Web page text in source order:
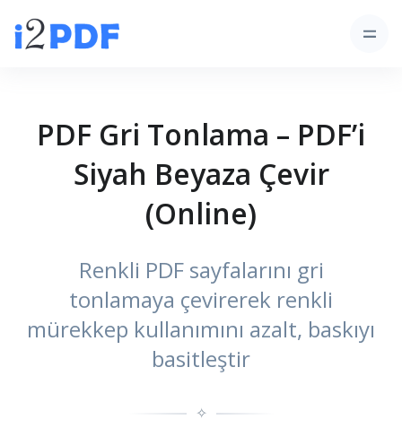
PDF Gri Tonlama – PDF’i
Siyah Beyaza Çevir
(Online)
Renkli PDF sayfalarını gri
tonlamaya çevirerek renkli
mürekkep kullanımını azalt, baskıyı
basitleştir
✧